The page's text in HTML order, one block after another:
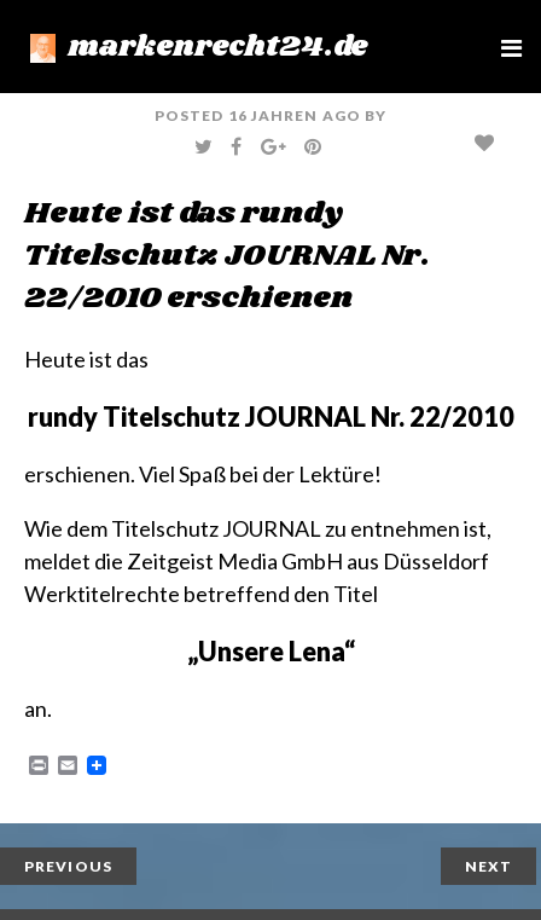
markenrecht24.de
e
POSTED 16 JAHREN AGO BY
T
W
T
E
F
A
O
K
G
O
E
P
I
R
S
T
Heute ist das rundy
Titelschutz JOURNAL Nr.
22/2010 erschienen
Heute ist das
rundy Titelschutz JOURNAL Nr. 22/2010
erschienen. Viel Spaß bei der Lektüre!
Wie dem Titelschutz JOURNAL zu entnehmen ist,
meldet die Zeitgeist Media GmbH aus Düsseldorf
Werktitelrechte betreffend den Titel
„Unsere Lena“
an.
P
n
t
E
i
l
PREVIOUS NEXT